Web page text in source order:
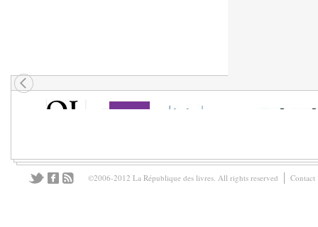
©2006-2012 La République des livres. All rights reserved Contact